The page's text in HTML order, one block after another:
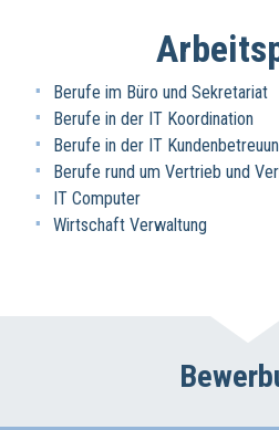
Berufe im Büro und Sekretariat
Berufe in der IT Koordination
Berufe in der IT
Berufe rund um Vertrieb und
IT Computer
Wirtschaft Verwaltung